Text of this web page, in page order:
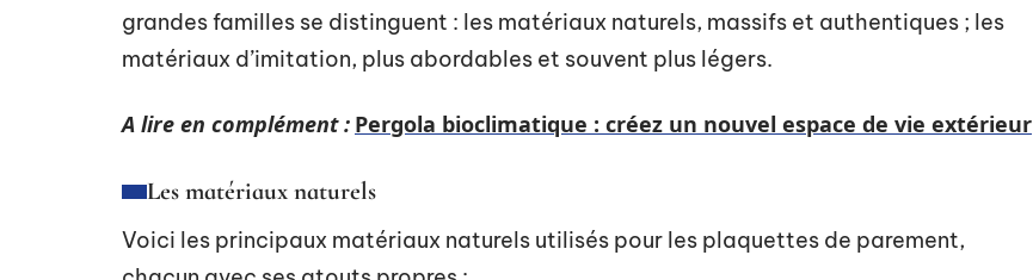
grandes familles se distinguent : les matériaux naturels, massifs et authentiques ; les
matériaux d’imitation, plus abordables et souvent plus légers.
A lire en complément : Pergola bioclimatique : créez un nouvel espace de vie extérieur
Les matériaux naturels
Voici les principaux matériaux naturels utilisés pour les plaquettes de parement,